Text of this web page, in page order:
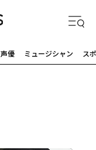
声優 ミュージシャン ス